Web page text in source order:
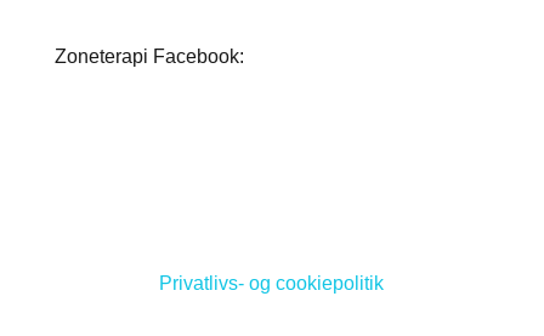
Zoneterapi Facebook:
Privatlivs- og cookiepolitik